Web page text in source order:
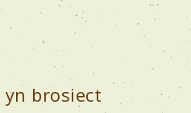
yn brosiect